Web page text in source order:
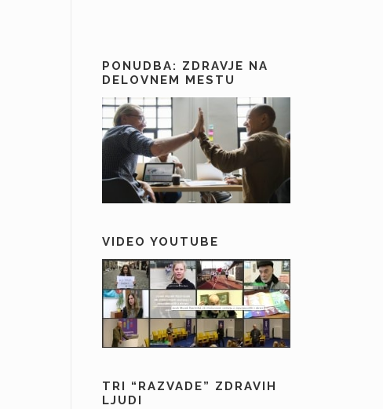
PONUDBA: ZDRAVJE NA
DELOVNEM MESTU
VIDEO YOUTUBE
TRI “RAZVADE” ZDRAVIH
LJUDI